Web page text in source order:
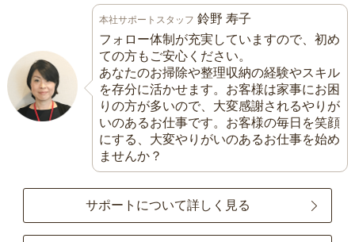
本社サポートスタッフ 鈴野 寿子
フォロー体制が充実していますので、初め
ての方もご安心ください。
あなたのお掃除や整理収納の経験やスキル
を存分に活かせます。お客様は家事にお困
りの方が多いので、大変感謝されるやりが
いのあるお仕事です。お客様の毎日を笑顔
にする、大変やりがいのあるお仕事を始め
ませんか？
サポートについて詳しく見る